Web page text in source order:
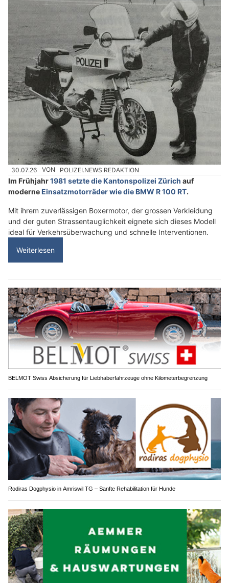
30.07.26 VON POLIZEI.NEWS REDAKTION
Im Frühjahr1981 setzte die Kantonspolizei Zürich auf
moderneEinsatzmotorräder wie die BMW R 100 RT.
Mit ihrem zuverlässigen Boxermotor, der grossen Verkleidung
und der guten Strassentauglichkeit eignete sich dieses Modell
ideal für Verkehrsüberwachung und schnelle Interventionen.
Weiterlesen
BELMOT Swiss Absicherung für Liebhaberfahrzeuge ohne Kilometerbegrenzung
Rodiras Dogphysio in Amriswil TG – Sanfte Rehabilitation für Hunde